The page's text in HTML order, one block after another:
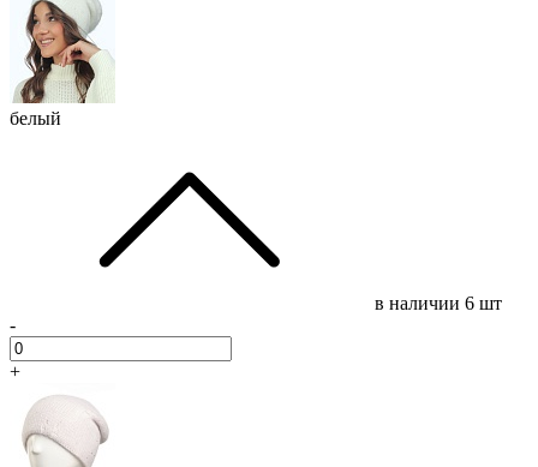
белый
в наличии 6 шт
-
+